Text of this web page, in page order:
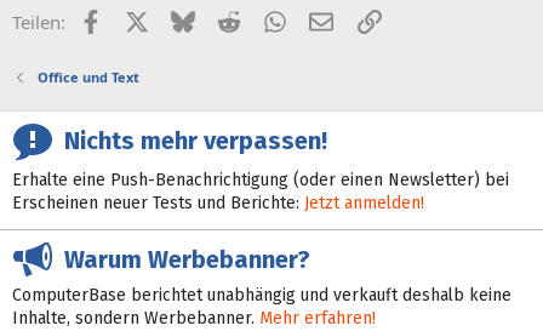
Teilen: FacebookX (Twitter)
BlueskyRedditWhatsApp
E-MailLink
Office und Text
Nichts mehr verpassen!
Erhalte eine Push-Benachrichtigung (oder einen Newsletter) bei
Erscheinen neuer Tests und Berichte: Jetzt anmelden!
Warum Werbebanner?
ComputerBase berichtet unabhängig und verkauft deshalb keine
Inhalte, sondern Werbebanner. Mehr erfahren!